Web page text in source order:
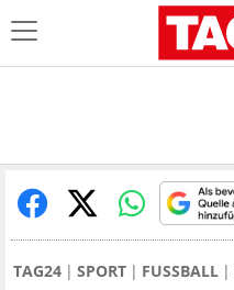
TAG24 SPORT FUSSBALL